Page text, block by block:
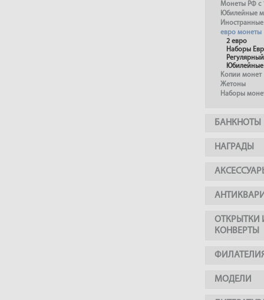
Монеты РФ с
Юбилейные
евро монеты
2 евро
Наборы
Юбилейные
Копии монет
Жетоны
Наборы
БАНКНОТЫ
НАГРАДЫ
ОТКРЫТКИ
КОНВЕРТЫ
МОДЕЛИ